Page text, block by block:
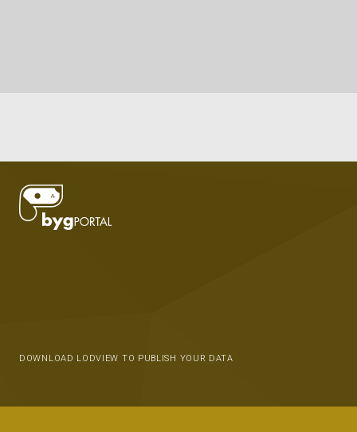
DOWNLOAD LODVIEW TO PUBLISH YOUR DATA